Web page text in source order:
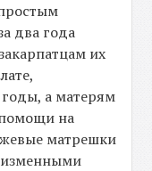
два года
их
а матерям
на
матрешки